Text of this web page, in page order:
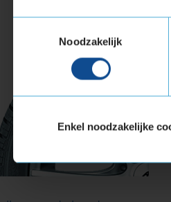
Noodzakelijk
Enkel noodzakelijke